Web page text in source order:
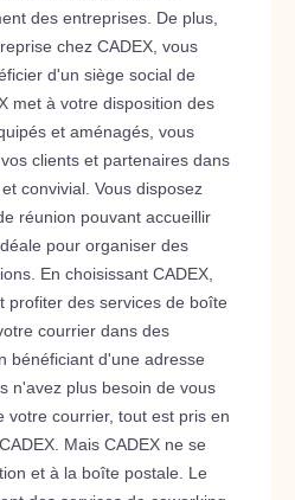
des entreprises. De plus,
chez CADEX, vous
d'un siège social de
met à votre disposition des
et aménagés, vous
clients et partenaires dans
convivial. Vous disposez
réunion pouvant accueillir
pour organiser des
En choisissant CADEX,
profiter des services de boîte
courrier dans des
bénéficiant d'une adresse
n'avez plus besoin de vous
votre courrier, tout est pris en
Mais CADEX ne se
et à la boîte postale. Le